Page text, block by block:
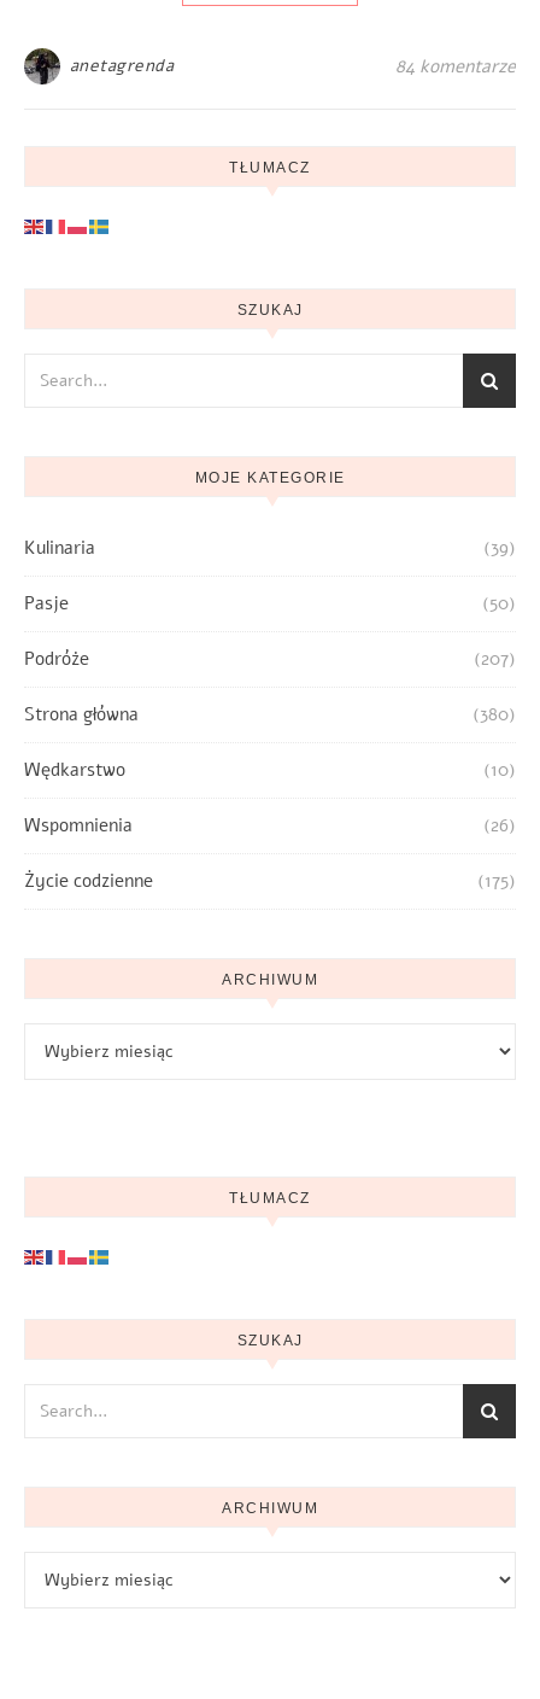
anetagrenda 84 komentarze
TŁUMACZ
SZUKAJ
MOJE KATEGORIE
Kulinaria (39)
Pasje (50)
Podróże (207)
Strona główna (380)
Wędkarstwo (10)
Wspomnienia (26)
Życie codzienne (175)
ARCHIWUM
TŁUMACZ
SZUKAJ
ARCHIWUM